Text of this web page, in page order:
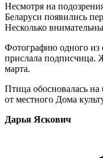
Несмотря на
Беларуси появились
Несколько
Фотографию одного из
прислала подписчица.
марта.
Птица обосновалась на
от местного Дома
Дарья Яскович